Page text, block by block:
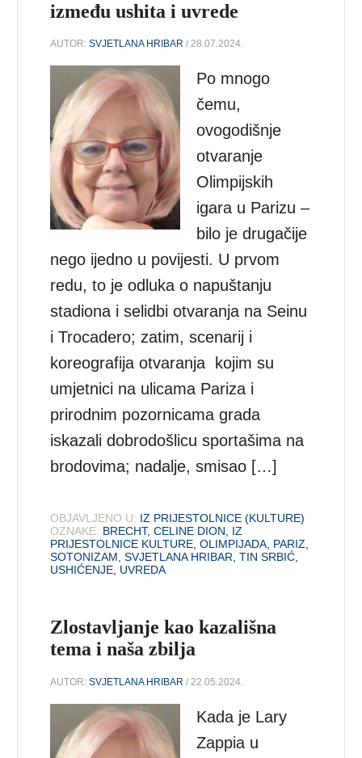
između ushita i uvrede
AUTOR:SVJETLANA HRIBAR / 28.07.2024.
Po mnogo
čemu,
ovogodišnje
otvaranje
Olimpijskih
igara u Parizu –
bilo je drugačije
nego ijedno u povijesti. U prvom
redu, to je odluka o napuštanju
stadiona i selidbi otvaranja na Seinu
i Trocadero; zatim, scenarij i
koreografija otvaranja kojim su
umjetnici na ulicama Pariza i
prirodnim pozornicama grada
iskazali dobrodošlicu sportašima na
brodovima; nadalje, smisao […]
OBJAVLJENO U: IZ PRIJESTOLNICE (KULTURE)
OZNAKE: BRECHT,CELINE DION, IZ
PRIJESTOLNICE KULTURE,OLIMPIJADA, PARIZ,
SOTONIZAM,SVJETLANA HRIBAR,TIN SRBIĆ,
USHIĆENJE, UVREDA
Zlostavljanje kao kazališna
tema i naša zbilja
AUTOR:SVJETLANA HRIBAR / 22.05.2024.
Kada je Lary
Zappia u